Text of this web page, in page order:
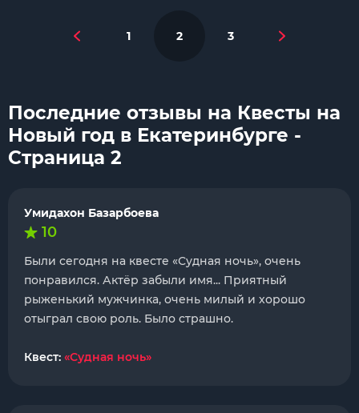
1 2 3
Последние отзывы на Квесты на
Новый год в Екатеринбурге -
Страница 2
Умидахон Базарбоева
10
Были сегодня на квесте «Судная ночь», очень
понравился. Актёр забыли имя... Приятный
рыженький мужчинка, очень милый и хорошо
отыграл свою роль. Было страшно.
Квест: «Судная ночь»